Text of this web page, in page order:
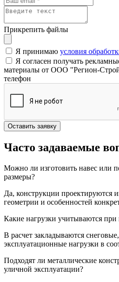
Прикрепить файлы
Я принимаю условия
Я согласен получать
материалы от ООО "Регион-
телефон
Оставить заявку
Часто задаваемые
Можно ли изготовить навес или
размеры?
Да, конструкции проектируются
геометрии и особенностей
Какие нагрузки учитываются при
В расчет закладываются
эксплуатационные нагрузки в
Подходят ли металлические
уличной эксплуатации?